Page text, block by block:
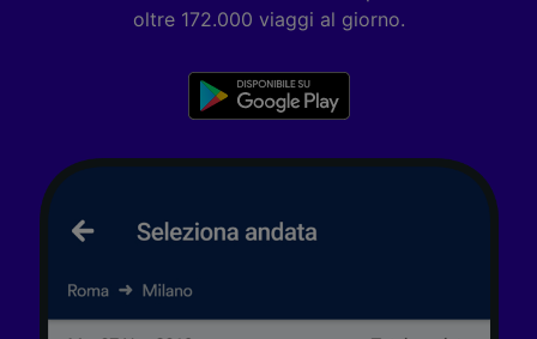
oltre 172.000 viaggi al giorno.